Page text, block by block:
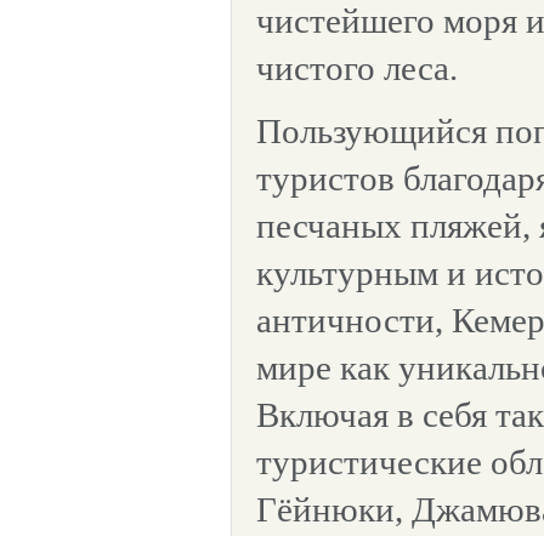
чистейшего моря
чистого леса.
Пользующийся
туристов
песчаных
культурным и
античности,
мире как
Включая в себя
туристические
Гёйнюки,